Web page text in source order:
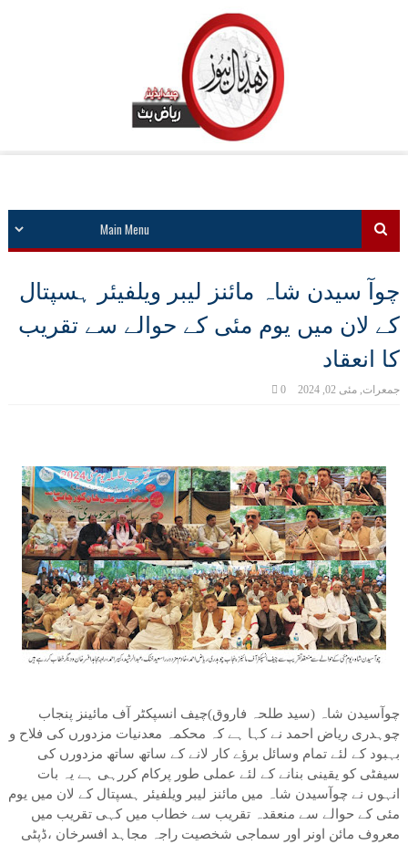
چوآ سیدن شاہ مائنز لیبر ویلفیئر ہسپتال
کے لان میں یوم مئی کے حوالے سے تقریب
کا انعقاد
جمعرات, مئی 02, 2024 0
چوآسیدن شاہ (سید طلحہ فاروق)چیف انسپکٹر آف مائینز پنجاب
چوہدری ریاض احمد نے کہا ہے کہ محکمہ معدنیات مزدورں کی فلاح و
بہبود کے لئے تمام وسائل برﺅے کار لانے کے ساتھ ساتھ مزدورں کی
سیفٹی کو یقینی بنانے کے لئے عملی طور پرکام کررہی ہے یہ بات
انہوں نے چوآسیدن شاہ میں مائنز لیبر ویلفیئر ہسپتال کے لان میں یوم
مئی کے حوالے سے منعقدہ تقریب سے خطاب میں کہی تقریب میں
معروف مائن اونر اور سماجی شخصیت راجہ مجاہد افسرخان ،ڈپٹی